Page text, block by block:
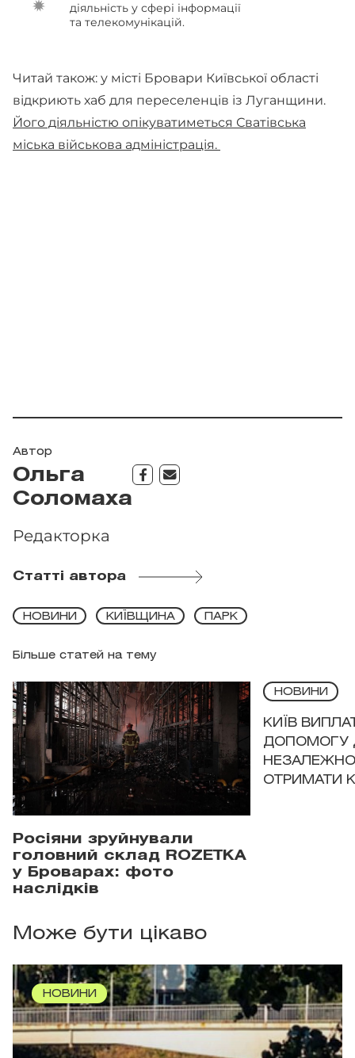
діяльність у сфері інформації
та телекомунікацій.
Читай також: у місті Бровари Київської області
відкриють хаб для переселенців із Луганщини.
Його діяльністю опікуватиметься Сватівська
міська військова адміністрація.
Автор
Ольга
Соломаха
Редакторка
Статті автора
Більше статей на тему
НОВИНИ КИЇВЩИНА ПАРК
Росіяни зруйнували
головний склад ROZETKA
у Броварах: фото
наслідків
НОВИНИ
КИЇВ
ДОПОМОГУ
ОТРИМАТИ
Може бути цікаво
НОВИНИ